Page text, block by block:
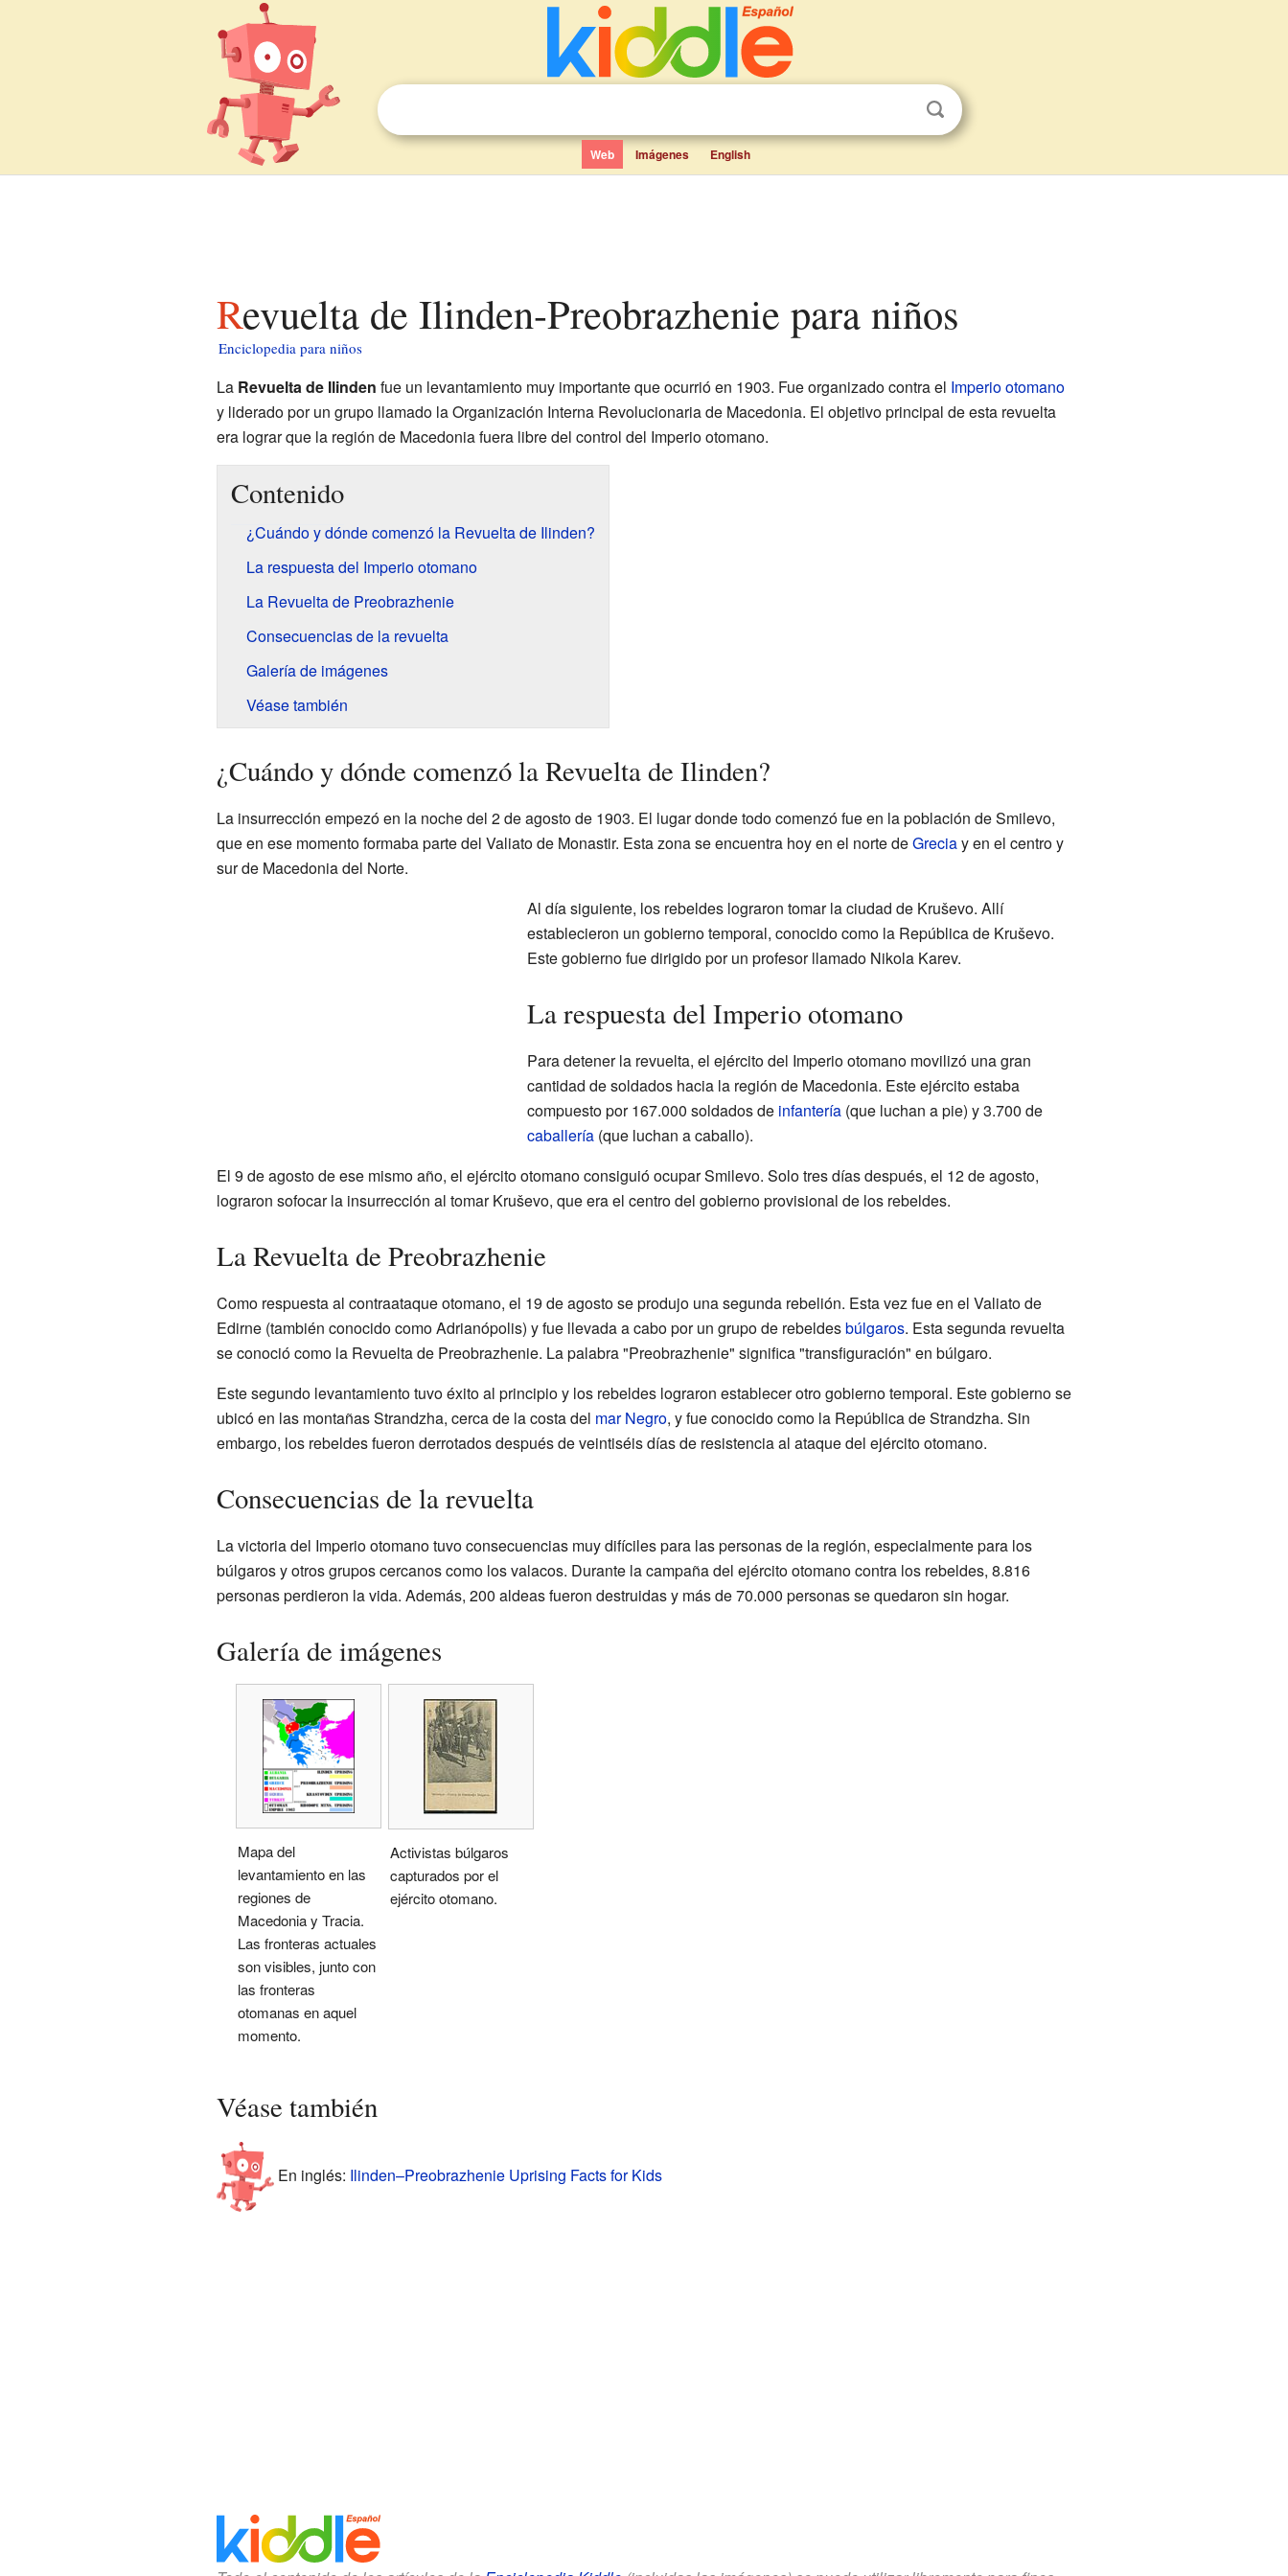
Web Imágenes English
Revuelta de Ilinden-Preobrazhenie para niños
Enciclopedia para niños
La Revuelta de Ilinden fue un levantamiento muy importante que ocurrió en 1903. Fue organizado contra el Imperio otomano
y liderado por un grupo llamado la Organización Interna Revolucionaria de Macedonia. El objetivo principal de esta revuelta
era lograr que la región de Macedonia fuera libre del control del Imperio otomano.
Contenido
¿Cuándo y dónde comenzó la Revuelta de Ilinden?
La respuesta del Imperio otomano
La Revuelta de Preobrazhenie
Consecuencias de la revuelta
Galería de imágenes
Véase también
¿Cuándo y dónde comenzó la Revuelta de Ilinden?
La insurrección empezó en la noche del 2 de agosto de 1903. El lugar donde todo comenzó fue en la población de Smilevo,
que en ese momento formaba parte del Valiato de Monastir. Esta zona se encuentra hoy en el norte deGreciay en el centro y
sur de Macedonia del Norte.
Al día siguiente, los rebeldes lograron tomar la ciudad de Kruševo. Allí
establecieron un gobierno temporal, conocido como la República de Kruševo.
Este gobierno fue dirigido por un profesor llamado Nikola Karev.
La respuesta del Imperio otomano
Para detener la revuelta, el ejército del Imperio otomano movilizó una gran
cantidad de soldados hacia la región de Macedonia. Este ejército estaba
compuesto por 167.000 soldados de infantería(que luchan a pie) y 3.700 de
caballería(que luchan a caballo).
El 9 de agosto de ese mismo año, el ejército otomano consiguió ocupar Smilevo. Solo tres días después, el 12 de agosto,
lograron sofocar la insurrección al tomar Kruševo, que era el centro del gobierno provisional de los rebeldes.
La Revuelta de Preobrazhenie
Como respuesta al contraataque otomano, el 19 de agosto se produjo una segunda rebelión. Esta vez fue en el Valiato de
Edirne (también conocido como Adrianópolis) y fue llevada a cabo por un grupo de rebeldesbúlgaros. Esta segunda revuelta
se conoció como la Revuelta de Preobrazhenie. La palabra "Preobrazhenie" significa "transfiguración" en búlgaro.
Este segundo levantamiento tuvo éxito al principio y los rebeldes lograron establecer otro gobierno temporal. Este gobierno se
ubicó en las montañas Strandzha, cerca de la costa del mar Negro, y fue conocido como la República de Strandzha. Sin
embargo, los rebeldes fueron derrotados después de veintiséis días de resistencia al ataque del ejército otomano.
Consecuencias de la revuelta
La victoria del Imperio otomano tuvo consecuencias muy difíciles para las personas de la región, especialmente para los
búlgaros y otros grupos cercanos como los valacos. Durante la campaña del ejército otomano contra los rebeldes, 8.816
personas perdieron la vida. Además, 200 aldeas fueron destruidas y más de 70.000 personas se quedaron sin hogar.
Galería de imágenes
Mapa del
levantamiento en las
regiones de
Macedonia y Tracia.
Las fronteras actuales
son visibles, junto con
las fronteras
otomanas en aquel
momento.
Activistas búlgaros
capturados por el
ejército otomano.
Véase también
En inglés: Ilinden–Preobrazhenie Uprising Facts for Kids